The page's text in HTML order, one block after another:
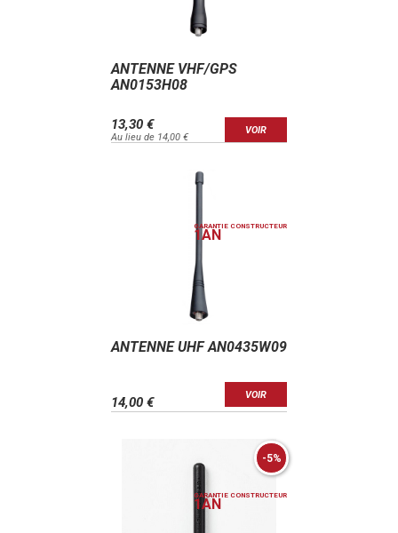
ANTENNE VHF/GPS
AN0153H08
13,30 €
Au lieu de 14,00 €
VOIR
GARANTIE CONSTRUCTEUR
1AN
ANTENNE UHF AN0435W09
14,00 € VOIR
-5%
GARANTIE CONSTRUCTEUR
1AN